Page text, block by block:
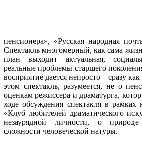
пенсионера», «Русская народная
Спектакль многомерный, как сама
план выходит актуальная,
реальные проблемы старшего
восприятие дается непросто – сразу
этом спектакль, разумеется, не о
оценкам режиссера и драматурга,
ходе обсуждения спектакля в рамках
«Клуб любителей драматического
незаурядной личности, о
сложности человеческой натуры.